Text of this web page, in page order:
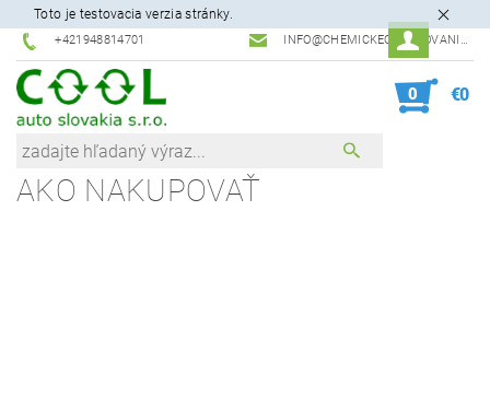
Toto je testovacia verzia stránky.
+421948814701 INFO@CHEMICKEODLAKOVANIE.SK
0 €0
AKO NAKUPOVAŤ